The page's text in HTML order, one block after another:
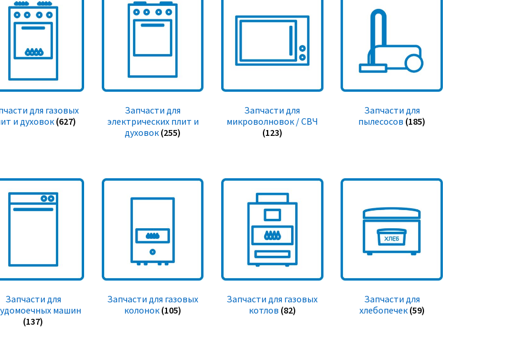
для газовых
и духовок (627)
Запчасти для
электрических плит и
духовок (255)
Запчасти для
микроволновок / СВЧ
(123)
Запчасти для
пылесосов (185)
Запчасти для
машин
(137)
Запчасти для газовых
колонок (105)
Запчасти для газовых
котлов (82)
Запчасти для
хлебопечек (59)